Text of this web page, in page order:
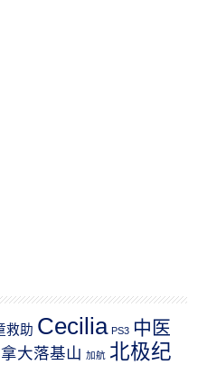
救助 Cecilia PS3 中医
大落基山 加航 北极纪